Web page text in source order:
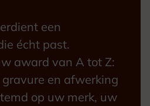
een
écht past.
award van A tot Z:
en afwerking
op uw merk, uw